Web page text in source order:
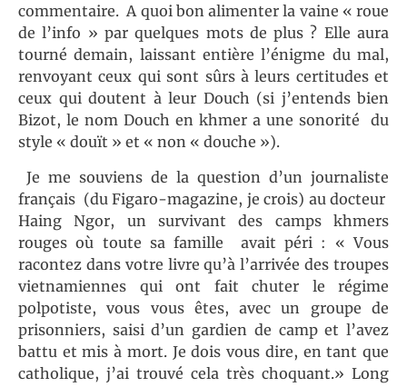
commentaire. A quoi bon alimenter la vaine « roue
de l’info » par quelques mots de plus ? Elle aura
tourné demain, laissant entière l’énigme du mal,
renvoyant ceux qui sont sûrs à leurs certitudes et
ceux qui doutent à leur Douch (si j’entends bien
Bizot, le nom Douch en khmer a une sonorité du
style « douït » et « non « douche »).
Je me souviens de la question d’un journaliste
français (du Figaro-magazine, je crois) au docteur
Haing Ngor, un survivant des camps khmers
rouges où toute sa famille avait péri : « Vous
racontez dans votre livre qu’à l’arrivée des troupes
vietnamiennes qui ont fait chuter le régime
polpotiste, vous vous êtes, avec un groupe de
prisonniers, saisi d’un gardien de camp et l’avez
battu et mis à mort. Je dois vous dire, en tant que
catholique, j’ai trouvé cela très choquant.» Long